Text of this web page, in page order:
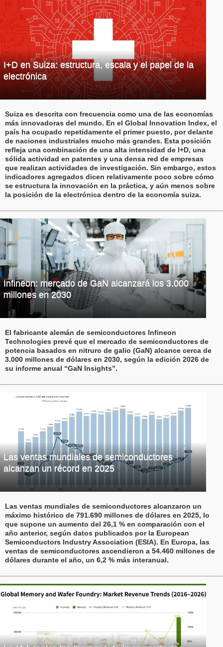
I+D en Suiza: estructura, escala y el papel de la
electrónica
Suiza es descrita con frecuencia como una de las economías
más innovadoras del mundo. En el Global Innovation Index, el
país ha ocupado repetidamente el primer puesto, por delante
de naciones industriales mucho más grandes. Esta posición
refleja una combinación de una alta intensidad de I+D, una
sólida actividad en patentes y una densa red de empresas
que realizan actividades de investigación. Sin embargo, estos
indicadores agregados dicen relativamente poco sobre cómo
se estructura la innovación en la práctica, y aún menos sobre
la posición de la electrónica dentro de la economía suiza.
Infineon: mercado de GaN alcanzará los 3.000
millones en 2030
El fabricante alemán de semiconductores Infineon
Technologies prevé que el mercado de semiconductores de
potencia basados en nitruro de galio (GaN) alcance cerca de
3.000 millones de dólares en 2030, según la edición 2026 de
su informe anual “GaN Insights”.
Las ventas mundiales de semiconductores
alcanzan un récord en 2025
Las ventas mundiales de semiconductores alcanzaron un
máximo histórico de 791.690 millones de dólares en 2025, lo
que supone un aumento del 26,1 % en comparación con el
año anterior, según datos publicados por la European
Semiconductors Industry Association (ESIA). En Europa, las
ventas de semiconductores ascendieron a 54.460 millones de
dólares durante el año, un 6,2 % más interanual.